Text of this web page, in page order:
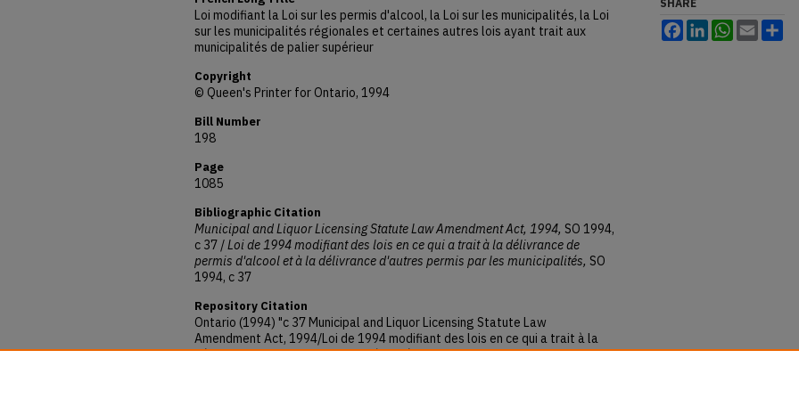
Loi modifiant la Loi sur les permis d'alcool, la Loi sur les municipalités, la Loi
sur les municipalités régionales et certaines autres lois ayant trait aux
municipalités de palier supérieur
Copyright
© Queen's Printer for Ontario, 1994
Bill Number
198
Page
1085
Bibliographic Citation
Municipal and Liquor Licensing Statute Law Amendment Act, 1994, SO 1994,
c 37 /Loi de 1994 modifiant des lois en ce qui a trait à la délivrance de
permis d'alcool et à la délivrance d'autres permis par les municipalités, SO
1994, c 37
Repository Citation
Ontario (1994) "c 37 Municipal and Liquor Licensing Statute Law
Amendment Act, 1994/Loi de 1994 modifiant des lois en ce qui a trait à la
délivrance de permis d'alcool et à la délivrance d'autres permis par les
SHARE
FacebookLinkedInWhatsApp
Email